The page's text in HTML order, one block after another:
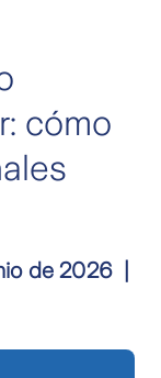
cómo
de 2026